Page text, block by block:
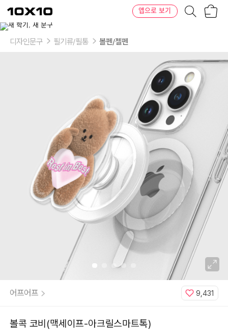
텐
바
텐
앱으로 보기
이
상
디자인문구 필기류/필통 볼펜/젤펜
어프어프 9,431
볼콕 코비(맥세이프-아크릴스마트톡)